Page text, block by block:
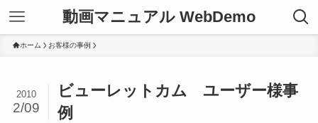
動画マニュアル WebDemo
ホーム お客様の事例
ビューレットカム ユーザー様事
例
2010
2/09